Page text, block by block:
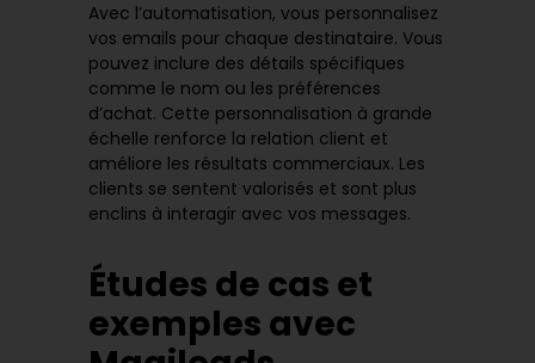
Avec l’automatisation, vous personnalisez
vos emails pour chaque destinataire. Vous
pouvez inclure des détails spécifiques
comme le nom ou les préférences
d’achat. Cette personnalisation à grande
échelle renforce la relation client et
améliore les résultats commerciaux. Les
clients se sentent valorisés et sont plus
enclins à interagir avec vos messages.
Études de cas et
exemples avec